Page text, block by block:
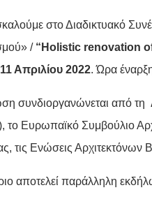
στο Διαδικτυακό
/ “ Holistic renovation
Απριλίου 2022. Ώρα
συνδιοργανώνεται από τη
το Ευρωπαϊκό Συμβούλιο
τις Ενώσεις
αποτελεί παράλληλη